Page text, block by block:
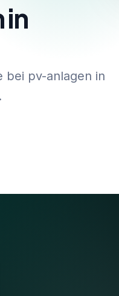
in
bei pv-anlagen in